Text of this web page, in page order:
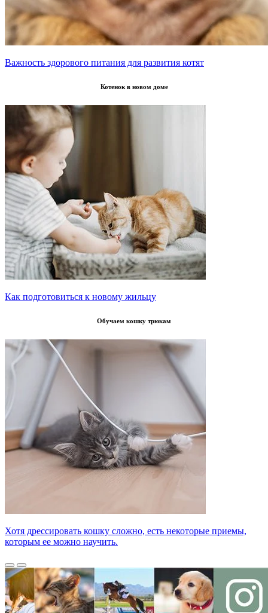
Важность здорового питания для развития котят
Котенок в новом доме
Как подготовиться к новому жильцу
Обучаем кошку трюкам
Хотя дрессировать кошку сложно, есть некоторые приемы,
которым ее можно научить.